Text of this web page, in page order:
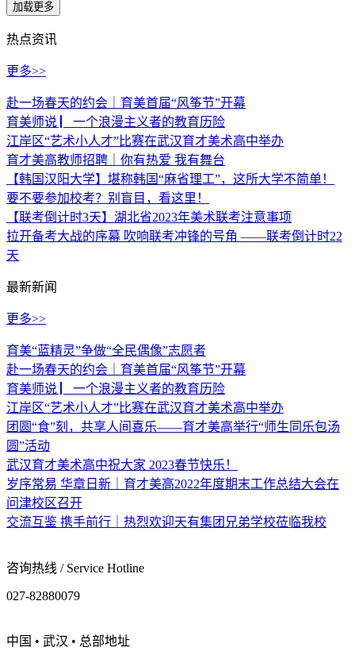
热点资讯
更多>>
赴一场春天的约会｜育美首届“风筝节”开幕
育美师说 ▏一个浪漫主义者的教育历险
江岸区“艺术小人才”比赛在武汉育才美术高中举办
育才美高教师招聘｜你有热爱 我有舞台
【韩国汉阳大学】堪称韩国“麻省理工”，这所大学不简单！
要不要参加校考？别盲目，看这里！
【联考倒计时3天】湖北省2023年美术联考注意事项
拉开备考大战的序幕 吹响联考冲锋的号角 ——联考倒计时22
天
最新新闻
更多>>
育美“蓝精灵”争做“全民偶像”志愿者
赴一场春天的约会｜育美首届“风筝节”开幕
育美师说 ▏一个浪漫主义者的教育历险
江岸区“艺术小人才”比赛在武汉育才美术高中举办
团圆“食”刻，共享人间喜乐——育才美高举行“师生同乐包汤
圆”活动
武汉育才美术高中祝大家 2023春节快乐！
岁序常易 华章日新｜育才美高2022年度期末工作总结大会在
问津校区召开
交流互鉴 携手前行｜热烈欢迎天有集团兄弟学校莅临我校
咨询热线 / Service Hotline
027-82880079
中国 • 武汉 • 总部地址